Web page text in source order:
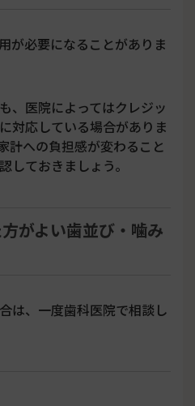
が必要になることがありま
、医院によってはクレジッ
対応している場合がありま
計への負担感が変わること
しておきましょう。
がよい歯並び・噛み
は、一度歯科医院で相談し